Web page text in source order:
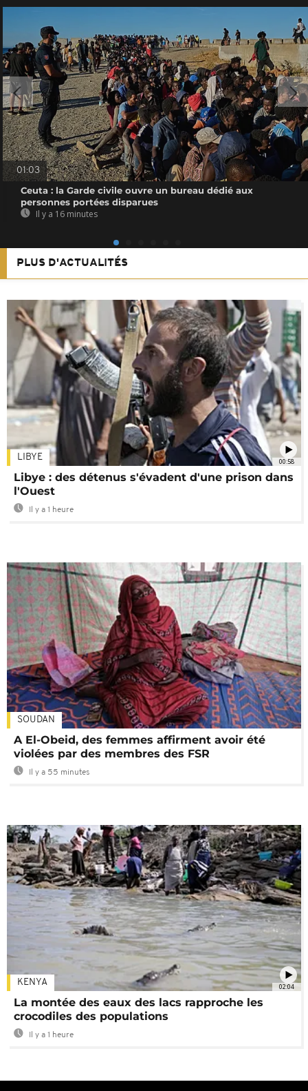
01:03
Ceuta : la Garde civile ouvre un bureau dédié aux
personnes portées disparues
Il y a 16 minutes
PLUS D'ACTUALITÉS
00:58
LIBYE
Libye : des détenus s'évadent d'une prison dans
l'Ouest
Il y a 1 heure
SOUDAN
A El-Obeid, des femmes affirment avoir été
violées par des membres des FSR
Il y a 55 minutes
02:04
KENYA
La montée des eaux des lacs rapproche les
crocodiles des populations
Il y a 1 heure